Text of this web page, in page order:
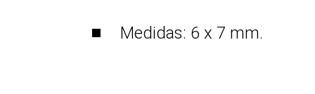
Medidas: 6 x 7 mm.